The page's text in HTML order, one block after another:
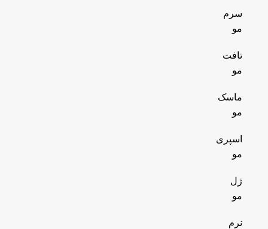
سرم
مو
تافت
مو
ماسک
مو
اسپری
مو
ژل
مو
نرم